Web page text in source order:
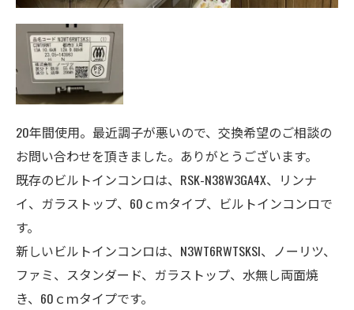
20年間使用。最近調子が悪いので、交換希望のご相談の
お問い合わせを頂きました。ありがとうございます。
既存のビルトインコンロは、RSK-N38W3GA4X、リンナ
イ、ガラストップ、60ｃｍタイプ、ビルトインコンロで
す。
新しいビルトインコンロは、N3WT6RWTSKSI、ノーリツ、
ファミ、スタンダード、ガラストップ、 水無し両面焼
き、60 ｃｍタイプです。